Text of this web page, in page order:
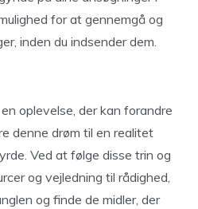
for at gennemgå og
inden du indsender dem.
oplevelse, der kan forandre
denne drøm til en realitet
Ved at følge disse trin og
og vejledning til rådighed,
og finde de midler, der